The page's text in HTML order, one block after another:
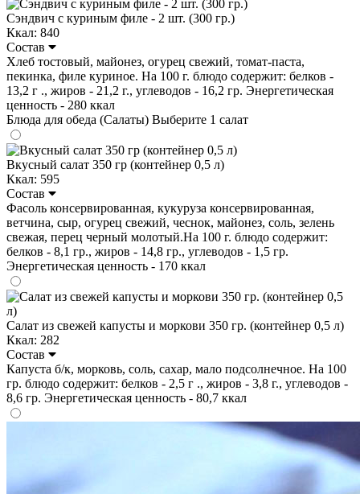
Сэндвич с куриным филе - 2 шт. (300 гр.)
Ккал: 840
Состав
Хлеб тостовый, майонез, огурец свежий, томат-паста,
пекинка, филе куриное. На 100 г. блюдо содержит: белков -
13,2 г ., жиров - 21,2 г., углеводов - 16,2 гр. Энергетическая
ценность - 280 ккал
Блюда для обеда (Салаты) Выберите 1 салат
Вкусный салат 350 гр (контейнер 0,5 л)
Ккал: 595
Состав
Фасоль консервированная, кукуруза консервированная,
ветчина, сыр, огурец свежий, чеснок, майонез, соль, зелень
свежая, перец черный молотый.На 100 г. блюдо содержит:
белков - 8,1 гр., жиров - 14,8 гр., углеводов - 1,5 гр.
Энергетическая ценность - 170 ккал
Салат из свежей капусты и моркови 350 гр. (контейнер 0,5 л)
Ккал: 282
Состав
Капуста б/к, морковь, соль, сахар, мало подсолнечное. На 100
гр. блюдо содержит: белков - 2,5 г ., жиров - 3,8 г., углеводов -
8,6 гр. Энергетическая ценность - 80,7 ккал